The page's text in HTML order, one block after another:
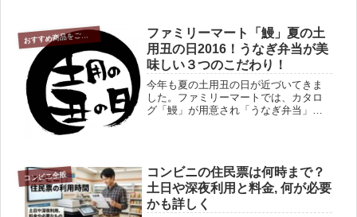
お
すすめ商品をご紹介
ファミリーマート「鰻」夏の土
用丑の日2016！うなぎ弁当が美
味しい３つのこだわり！
今年も夏の土用丑の日が近づいてきま
した。ファミリーマートでは、カタロ
グ「鰻」が用意され「うなぎ弁当」の
コンビニ全般
コンビニの住民票は何時まで？
土日や深夜利用と料金, 何が必要
かも詳しく